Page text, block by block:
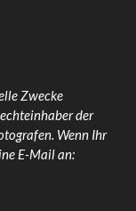
Zwecke
der
Wenn Ihr
E-Mail an: